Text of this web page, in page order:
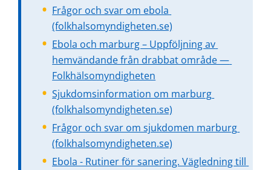
Frågor och svar om ebola
(folkhalsomyndigheten.se)
Ebola och marburg – Uppföljning av
hemvändande från drabbat område —
Folkhälsomyndigheten
Sjukdomsinformation om marburg
(folkhalsomyndigheten.se)
Frågor och svar om sjukdomen marburg
(folkhalsomyndigheten.se)
Ebola - Rutiner för sanering. Vägledning till